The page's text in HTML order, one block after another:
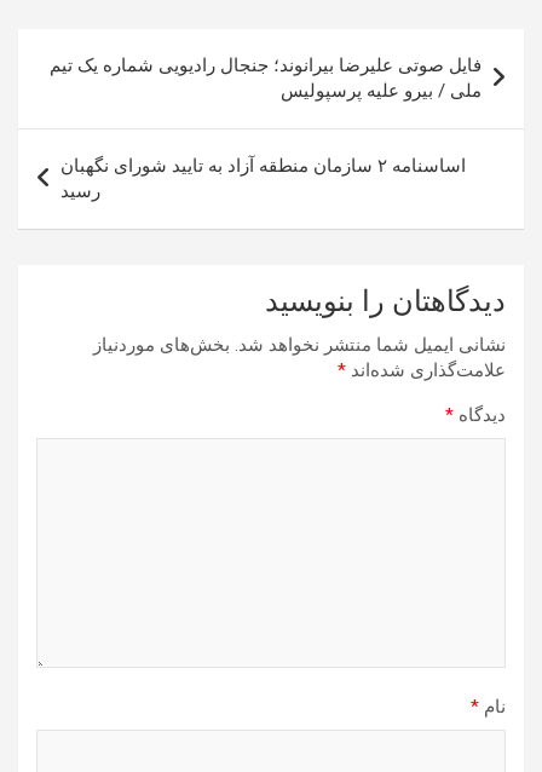
نوشته
فایل صوتی علیرضا بیرانوند؛ جنجال رادیویی شماره یک تیم
ملی / بیرو علیه پرسپولیس
اساسنامه ۲ سازمان‌ منطقه آزاد به تایید شورای نگهبان
رسید
دیدگاهتان را بنویسید
نشانی ایمیل شما منتشر نخواهد شد. بخش‌های موردنیاز
علامت‌گذاری شده‌اند *
دیدگاه *
نام *